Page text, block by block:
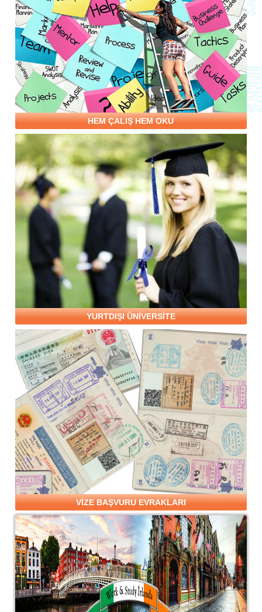
HEM ÇALIŞ HEM OKU
YURTDIŞI ÜNİVERSİTE
VİZE BAŞVURU EVRAKLARI